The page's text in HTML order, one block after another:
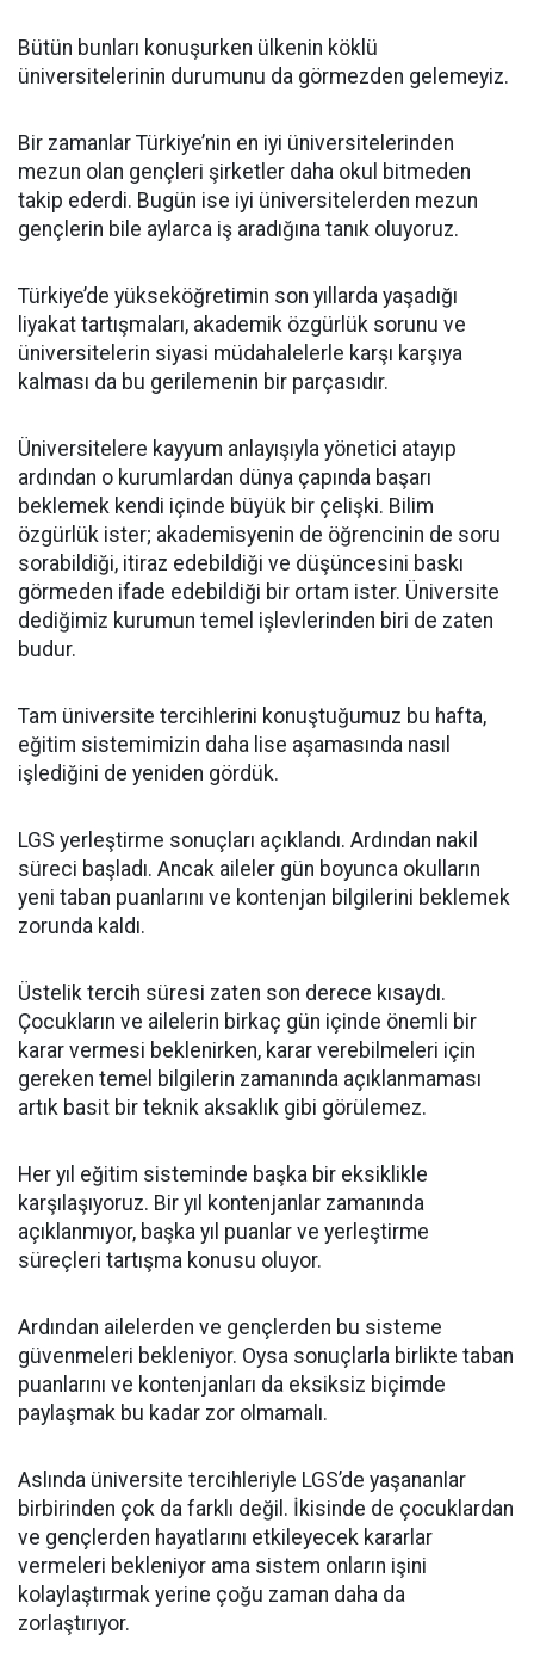
Bütün bunları konuşurken ülkenin köklü
üniversitelerinin durumunu da görmezden gelemeyiz.
Bir zamanlar Türkiye’nin en iyi üniversitelerinden
mezun olan gençleri şirketler daha okul bitmeden
takip ederdi. Bugün ise iyi üniversitelerden mezun
gençlerin bile aylarca iş aradığına tanık oluyoruz.
Türkiye’de yükseköğretimin son yıllarda yaşadığı
liyakat tartışmaları, akademik özgürlük sorunu ve
üniversitelerin siyasi müdahalelerle karşı karşıya
kalması da bu gerilemenin bir parçasıdır.
Üniversitelere kayyum anlayışıyla yönetici atayıp
ardından o kurumlardan dünya çapında başarı
beklemek kendi içinde büyük bir çelişki. Bilim
özgürlük ister; akademisyenin de öğrencinin de soru
sorabildiği, itiraz edebildiği ve düşüncesini baskı
görmeden ifade edebildiği bir ortam ister. Üniversite
dediğimiz kurumun temel işlevlerinden biri de zaten
budur.
Tam üniversite tercihlerini konuştuğumuz bu hafta,
eğitim sistemimizin daha lise aşamasında nasıl
işlediğini de yeniden gördük.
LGS yerleştirme sonuçları açıklandı. Ardından nakil
süreci başladı. Ancak aileler gün boyunca okulların
yeni taban puanlarını ve kontenjan bilgilerini beklemek
zorunda kaldı.
Üstelik tercih süresi zaten son derece kısaydı.
Çocukların ve ailelerin birkaç gün içinde önemli bir
karar vermesi beklenirken, karar verebilmeleri için
gereken temel bilgilerin zamanında açıklanmaması
artık basit bir teknik aksaklık gibi görülemez.
Her yıl eğitim sisteminde başka bir eksiklikle
karşılaşıyoruz. Bir yıl kontenjanlar zamanında
açıklanmıyor, başka yıl puanlar ve yerleştirme
süreçleri tartışma konusu oluyor.
Ardından ailelerden ve gençlerden bu sisteme
güvenmeleri bekleniyor. Oysa sonuçlarla birlikte taban
puanlarını ve kontenjanları da eksiksiz biçimde
paylaşmak bu kadar zor olmamalı.
Aslında üniversite tercihleriyle LGS’de yaşananlar
birbirinden çok da farklı değil. İkisinde de çocuklardan
ve gençlerden hayatlarını etkileyecek kararlar
vermeleri bekleniyor ama sistem onların işini
kolaylaştırmak yerine çoğu zaman daha da
zorlaştırıyor.